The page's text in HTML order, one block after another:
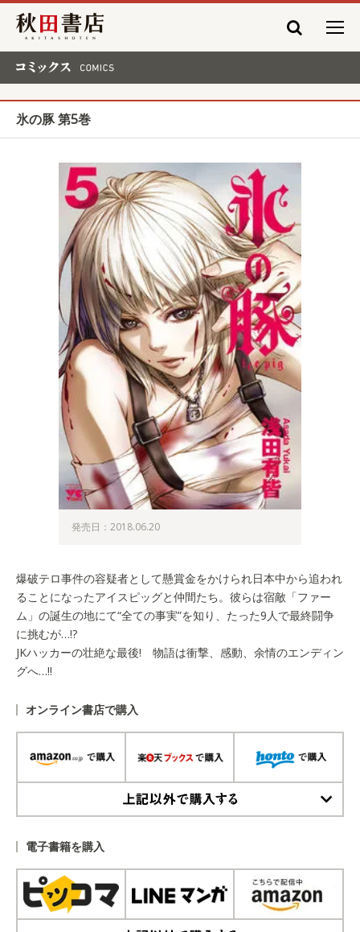
秋田書店
氷の豚 第5巻
発売日：2018.06.20
爆破テロ事件の容疑者として懸賞金をかけられ日本中から追われ
ることになったアイスピッグと仲間たち。彼らは宿敵「ファー
ム」の誕生の地にて“全ての事実”を知り、たった9人で最終闘争
に挑むが…!?
JKハッカーの壮絶な最後! 物語は衝撃、感動、余情のエンディン
グへ…!!
オンライン書店で購入
電子書籍を購入